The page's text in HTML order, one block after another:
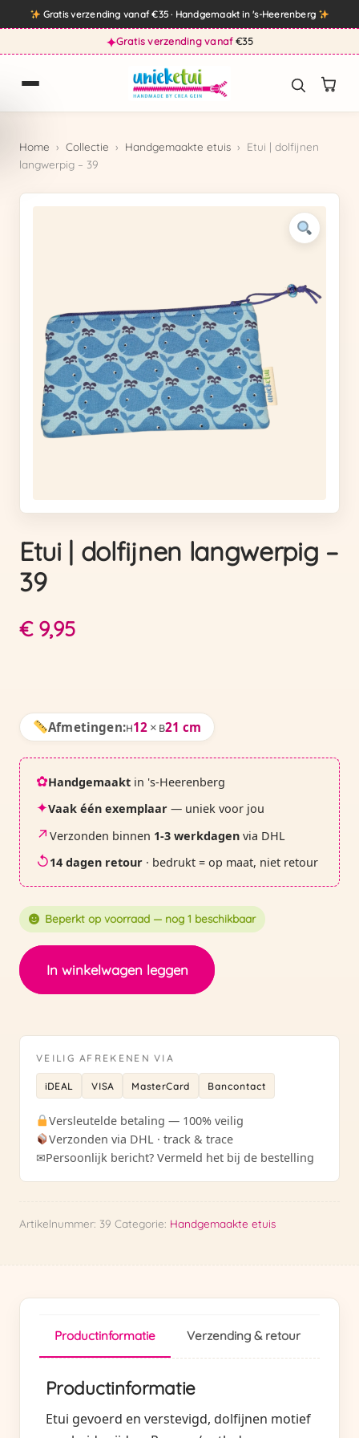
Direct
naar
de
inhoud
Gratis verzending vanaf €35 · Handgemaakt in 's-Heerenberg
✦Gratis verzending vanaf €35
Home › Collectie › Handgemaakte etuis › Etui | dolfijnen
langwerpig – 39
Etui | dolfijnen langwerpig –
39
€9,95
Afmetingen:H12 × B21 cm
✿Handgemaakt in 's-Heerenberg
✦Vaak één exemplaar — uniek voor jou
↗ Verzonden binnen 1-3 werkdagen via DHL
↺14 dagen retour · bedrukt = op maat, niet retour
Beperkt op voorraad — nog 1 beschikbaar
Etui
|
dolfijnen
-
aantal
In winkelwagen leggen
VEILIG AFREKENEN VIA
iDEAL VISA MasterCard Bancontact
Versleutelde betaling — 100% veilig
Verzonden via DHL · track & trace
✉Persoonlijk bericht? Vermeld het bij de bestelling
Artikelnummer: 39 Categorie: Handgemaakte etuis
Productinformatie Verzending & retour
Productinformatie
Etui gevoerd en verstevigd, dolfijnen motief